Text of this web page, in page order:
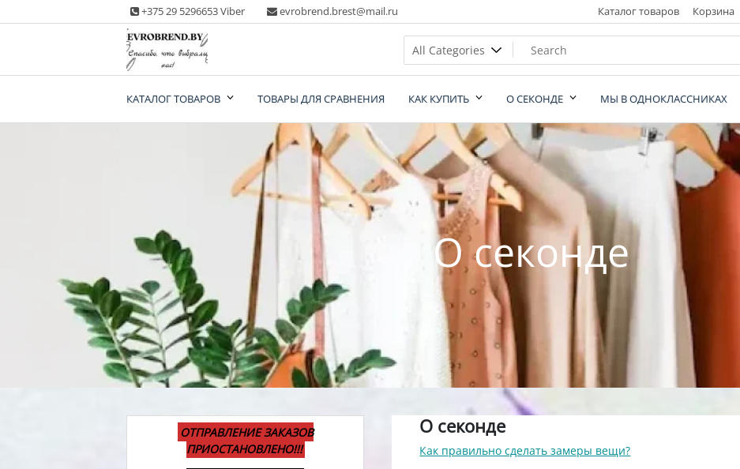
to
+375 29 5296653 Viber evrobrend.brest@mail.ru Каталог товаров Корзина
Интернет-магазин
одежды second hand
КАТАЛОГ ТОВАРОВ ТОВАРЫ ДЛЯ СРАВНЕНИЯ КАК КУПИТЬ О СЕКОНДЕ МЫ В ОДНОКЛАССНИКАХ
О секонде
О секонде
Как правильно сделать замеры вещи?
ОТПРАВЛЕНИЕ ЗАКАЗОВ
ПРИОСТАНОВЛЕНО!!!